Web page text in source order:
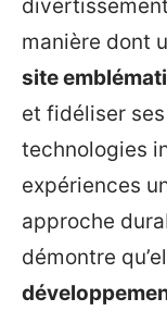
manière dont
site
et fidéliser ses
technologies
expériences
approche
démontre